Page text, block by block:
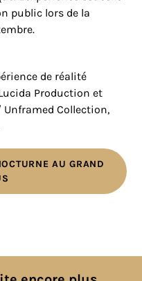
public lors de la
de réalité
Production et
Collection,
AU GRAND